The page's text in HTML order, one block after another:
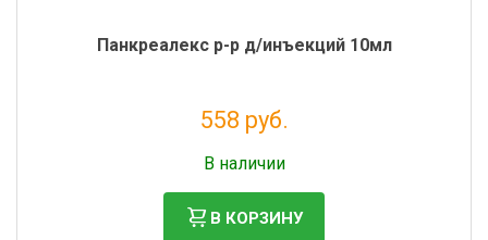
Панкреалекс р-р д/инъекций 10мл
558 руб.
В наличии
В КОРЗИНУ